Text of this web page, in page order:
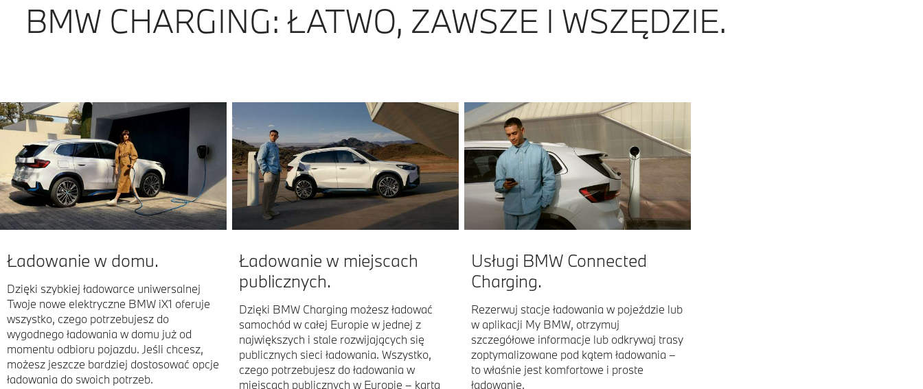
BMW CHARGING: ŁATWO, ZAWSZE I WSZĘDZIE.
Ładowanie w domu.
Dzięki szybkiej ładowarce uniwersalnej
Twoje nowe elektryczne BMW iX1 oferuje
wszystko, czego potrzebujesz do
wygodnego ładowania w domu już od
momentu odbioru pojazdu. Jeśli chcesz,
możesz jeszcze bardziej dostosować opcje
ładowania do swoich potrzeb.
Ładowanie w miejscach
publicznych.
Dzięki BMW Charging możesz ładować
samochód w całej Europie w jednej z
największych i stale rozwijających się
publicznych sieci ładowania. Wszystko,
czego potrzebujesz do ładowania w
miejscach publicznych w Europie – karta
Usługi BMW Connected
Charging.
Rezerwuj stacje ładowania w pojeździe lub
w aplikacji My BMW, otrzymuj
szczegółowe informacje lub odkrywaj trasy
zoptymalizowane pod kątem ładowania –
to właśnie jest komfortowe i proste
ładowanie.